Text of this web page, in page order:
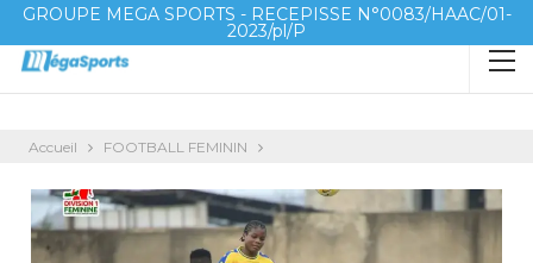
GROUPE MEGA SPORTS - RECEPISSE N°0083/HAAC/01-
2023/pl/P
Accueil FOOTBALL FEMININ